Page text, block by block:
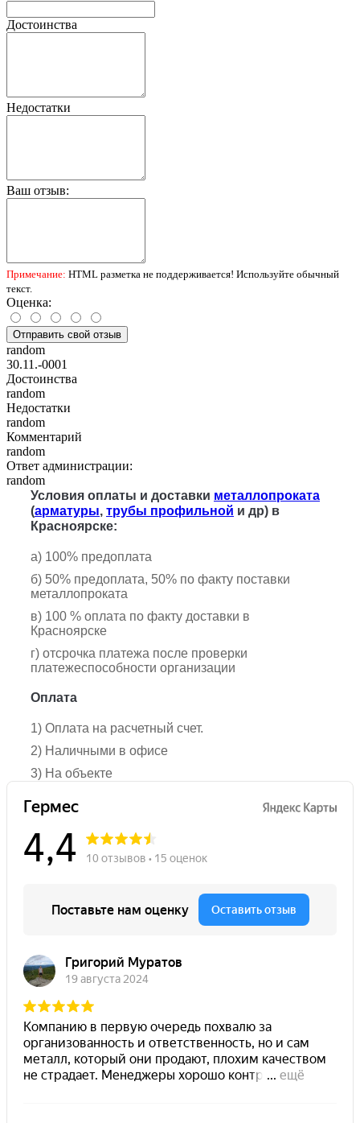
Достоинства
Недостатки
Ваш отзыв:
Примечание: HTML разметка не поддерживается! Используйте обычный
текст.
Оценка:
Отправить свой отзыв
random
30.11.-0001
Достоинства
random
Недостатки
random
Комментарий
random
Ответ администрации:
random
Условия оплаты и доставки металлопроката
(арматуры, трубы профильной и др) в
Красноярске:
а) 100% предоплата
б) 50% предоплата, 50% по факту поставки
металлопроката
в) 100 % оплата по факту доставки в
Красноярске
г) отсрочка платежа после проверки
платежеспособности организации
Оплата
1) Оплата на расчетный счет.
2) Наличными в офисе
3) На объекте